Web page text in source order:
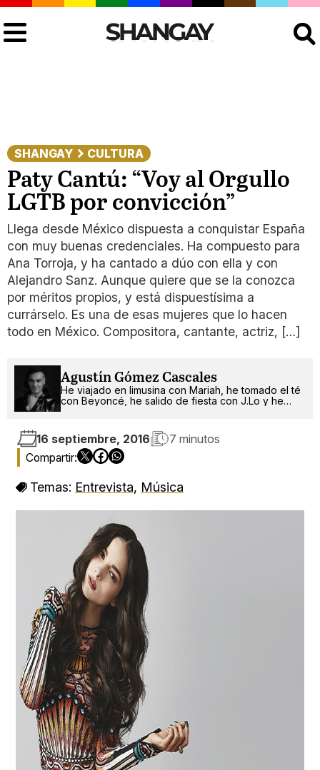
SHANGAY CULTURA
Paty Cantú: “Voy al Orgullo
LGTB por convicción”
Llega desde México dispuesta a conquistar España
con muy buenas credenciales. Ha compuesto para
Ana Torroja, y ha cantado a dúo con ella y con
Alejandro Sanz. Aunque quiere que se la conozca
por méritos propios, y está dispuestísima a
currárselo. Es una de esas mujeres que lo hacen
todo en México. Compositora, cantante, actriz, […]
Agustín Gómez Cascales
He viajado en limusina con Mariah, he tomado el té
con Beyoncé, he salido de fiesta con J.Lo y he
16 septiembre, 2016 7 minutos
Temas: Entrevista, Música